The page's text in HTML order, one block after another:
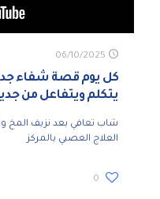
06/10/2025
كل يوم قصة شفاء
يتكلم ويتفاعل من
شاب تعافي بعد نزيف المخ
العلاج العصبي بالمركز
0